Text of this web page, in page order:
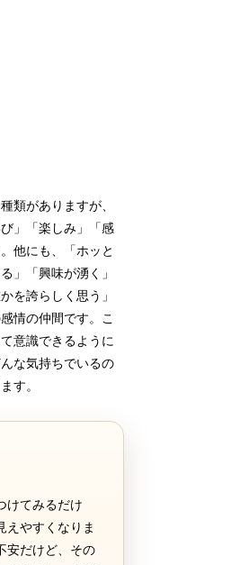
類がありますが、
」「楽しみ」「感
他にも、「ホッと
」「興味が湧く」
を誇らしく思う」
情の仲間です。こ
意識できるように
な気持ちでいるの
す。
けてみるだけ
えやすくなりま
安だけど、その